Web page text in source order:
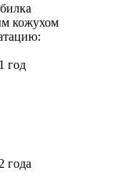
кожухом
год
года